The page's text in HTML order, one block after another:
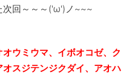
次回～～～('ω')ノ~~~
ウミウマ、イボオコゼ、ク
スジテンジクダイ、アオハ